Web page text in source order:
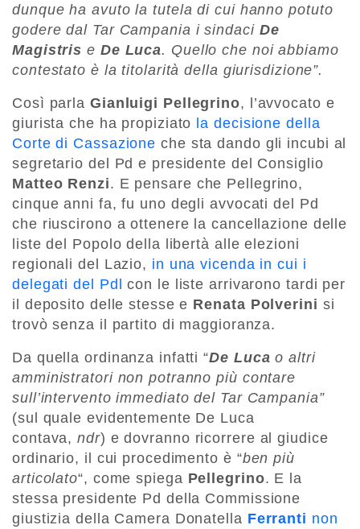
dunque ha avuto la tutela di cui hanno potuto
godere dal Tar Campania i sindaci De
Magistris e De Luca. Quello che noi abbiamo
contestato è la titolarità della giurisdizione”.
Così parla Gianluigi Pellegrino, l’avvocato e
giurista che ha propiziato la decisione della
Corte di Cassazione che sta dando gli incubi al
segretario del Pd e presidente del Consiglio
Matteo Renzi. E pensare che Pellegrino,
cinque anni fa, fu uno degli avvocati del Pd
che riuscirono a ottenere la cancellazione delle
liste del Popolo della libertà alle elezioni
regionali del Lazio, in una vicenda in cui i
delegati del Pdlcon le liste arrivarono tardi per
il deposito delle stesse e Renata Polverini si
trovò senza il partito di maggioranza.
Da quella ordinanza infatti “De Luca o altri
amministratori non potranno più contare
sull’intervento immediato del Tar Campania”
(sul quale evidentemente De Luca
contava,ndr) e dovranno ricorrere al giudice
ordinario, il cui procedimento è “ben più
articolato“, come spiega Pellegrino. E la
stessa presidente Pd della Commissione
giustizia della Camera Donatella Ferranti non